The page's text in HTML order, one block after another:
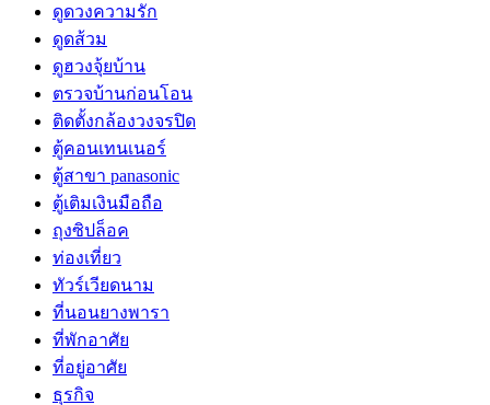
ดูดวงความรัก
ดูดส้วม
ดูฮวงจุ้ยบ้าน
ตรวจบ้านก่อนโอน
ติดตั้งกล้องวงจรปิด
ตู้คอนเทนเนอร์
ตู้สาขา panasonic
ตู้เติมเงินมือถือ
ถุงซิปล็อค
ท่องเที่ยว
ทัวร์เวียดนาม
ที่นอนยางพารา
ที่พักอาศัย
ที่อยู่อาศัย
ธุรกิจ